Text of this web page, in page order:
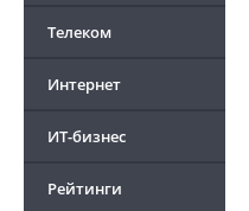
Телеком
Интернет
ИТ-бизнес
Рейтинги